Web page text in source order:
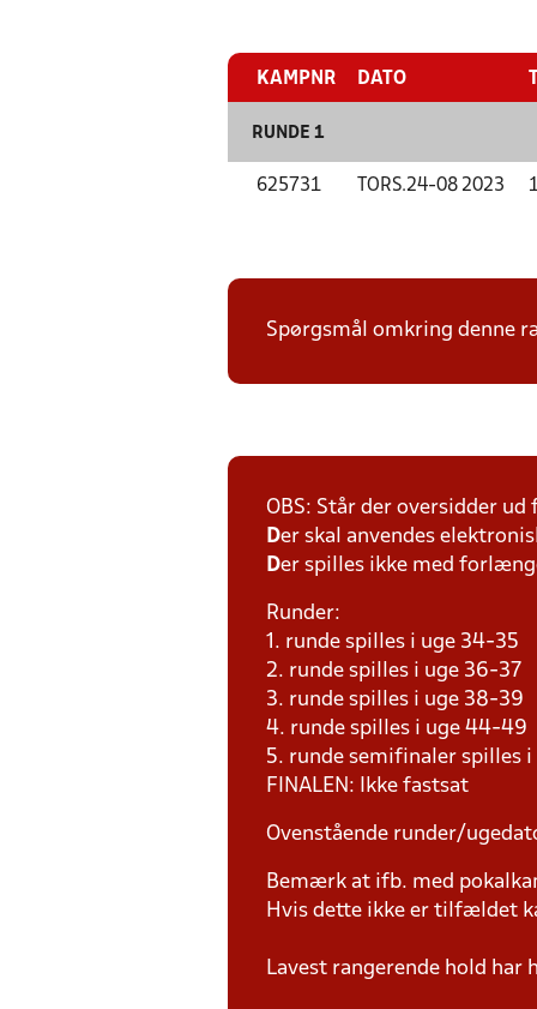
KAMPNR DATO
RUNDE 1
625731 TORS.24-08 2023
Spørgsmål omkring denne
OBS: Står der oversidder
Der skal anvendes
Der spilles ikke med
Runder:
1. runde spilles i uge 34-35
2. runde spilles i uge 36-37
3. runde spilles i uge 38-39
4. runde spilles i uge 44-49
5. runde semifinaler spilles i
FINALEN: Ikke fastsat
Ovenstående runder/
Bemærk at ifb. med
Hvis dette ikke er tilfældet
Lavest rangerende hold